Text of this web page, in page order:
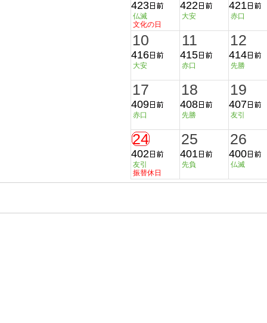
423
仏滅
文化の日
422
大安
421
赤口
10
416
大安
11
415
赤口
12
414
先勝
17
409
赤口
18
408
先勝
19
407
友引
24
402
友引
振替休日
25
401
先負
26
400
仏滅